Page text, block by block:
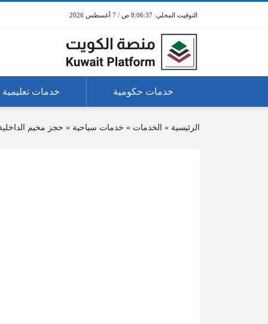
8:06:37 ص / 7 أغسطس 2026
خدمات حكومية خدمات تعليمية
الرئيسية » الخدمات » خدمات سياحية » حجز مخيم